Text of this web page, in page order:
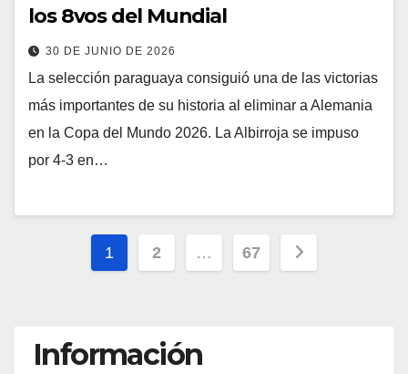
los 8vos del Mundial
30 DE JUNIO DE 2026
La selección paraguaya consiguió una de las victorias
más importantes de su historia al eliminar a Alemania
en la Copa del Mundo 2026. La Albirroja se impuso
por 4-3 en…
Paginación
1 2 … 67
Información